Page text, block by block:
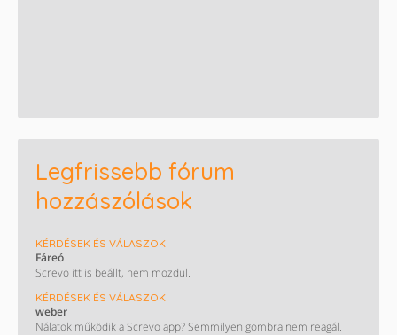
Legfrissebb fórum
hozzászólások
KÉRDÉSEK ÉS VÁLASZOK
Fáreó
Screvo itt is beállt, nem mozdul.
KÉRDÉSEK ÉS VÁLASZOK
weber
Nálatok működik a Screvo app? Semmilyen gombra nem reagál.